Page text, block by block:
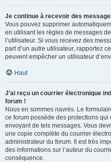
Je continue à recevoir des
Vous pouvez supprimer
en utilisant les règles de messages
l’utilisateur. Si vous recevez des
part d’un autre utilisateur, rapportez
peuvent empêcher un utilisateur
Haut
J’ai reçu un courrier électronique
forum !
Nous en sommes navrés. Le
ce forum possède des protections
envoyant de tels messages. Vous
une copie complète du courrier
administrateur du forum. Il est très
des informations sur l’auteur du
conséquence.